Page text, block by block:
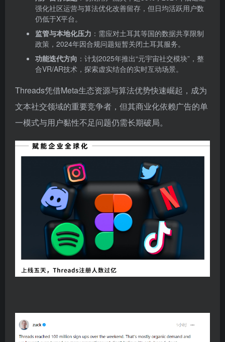
强化社区运营与算法优化改善留存，但日均活跃用户数
仍低于X平台。
监管与本地化压力 ‌：需应对土耳其等国的数据共享限制
政策，2024年因合规问题短暂关闭土耳其服务。
功能迭代方向 ‌：计划2025年推出“元宇宙社交模块”，整
合VR/AR技术，探索虚实结合的实时互动场景。
Threads凭借Meta生态资源与算法优势快速崛起，成为
文本社交领域的重要竞争者，但其商业化依赖广告的单
一模式与用户黏性不足问题仍需长期破局。